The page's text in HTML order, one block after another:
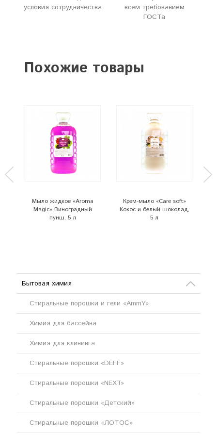
условия сотрудничества
всем требованием
ГОСТа
Похожие товары
Мыло жидкое «Aroma
Magic» Виноградный
пунш, 5 л
Крем-мыло «Care soft»
Кокос и белый шоколад,
5 л
Бытовая химия
Стиральные порошки и гели «AmmY»
Химия для бассейна
Химия для клининга
Стиральные порошки «DEFF»
Стиральные порошки «NEXT»
Стиральные порошки «Детский»
Стиральные порошки «ЛОТОС»